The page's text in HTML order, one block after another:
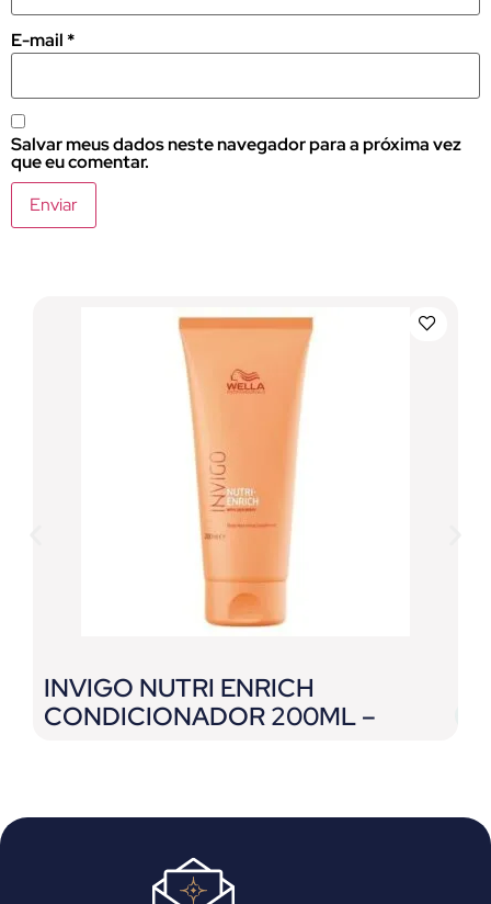
E-mail *
Salvar meus dados neste navegador para a próxima vez
que eu comentar.
INVIGO NUTRI ENRICH
CONDICIONADOR 200ML –